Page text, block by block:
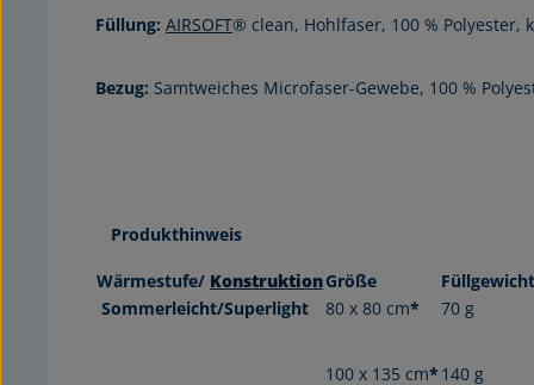
Füllung: AIRSOFT® clean, Hohlfaser, 100 % Polyester,
Bezug: Samtweiches Microfaser-Gewebe, 100 %
Produkthinweis
Wärmestufe/ KonstruktionGröße Füllgewicht
Sommerleicht/Superlight 80 x 80 cm* 70 g
100 x 135 cm* 140 g